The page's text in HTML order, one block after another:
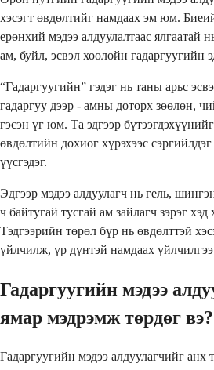
хэсэгт өвдөлтийг намдаах эм юм.
ерөнхий мэдээ алдуулалтаас ялгаатай
ам, буйл, эсвэл хоолойн гадаргуугийн
“Гадаргуугийн” гэдэг нь таны арьс
гадаргуу дээр - амны доторх зөөлөн,
гэсэн үг юм. Та эдгээр
өвдөлтийн дохиог хүрэхээс
үүсгэдэг.
Эдгээр мэдээ алдуулагч нь гель,
ч байтугай тусгай ам зайлагч зэрэг хэд
Тэдгээрийн төрөл бүр нь өвдөлттэй
үйлчилж, үр дүнтэй намдаах
Гадаргуугийн мэдээ
ямар мэдрэмж төрдөг вэ?
Гадаргуугийн мэдээ алдуулагчийг анх